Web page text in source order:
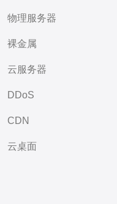
物理服务器
裸金属
云服务器
DDoS
CDN
云桌面